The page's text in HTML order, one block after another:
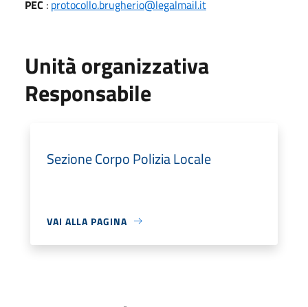
PEC : protocollo.brugherio@legalmail.it
Unità organizzativa
Responsabile
Sezione Corpo Polizia Locale
VAI ALLA PAGINA